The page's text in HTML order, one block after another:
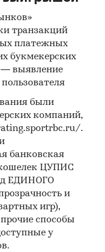
`РТ-ЭПАФЛЕКС`,
в 2023 г.
-
NEW-MATERIALS
занимает
основные
Германия,
долей
Германия,
крупнейший
транзакций
платежных
букмекерских
— выявление
были
компаний,
.
банковская
ЦУПИС
ЕДИНОГО
и
игр),
способы
у